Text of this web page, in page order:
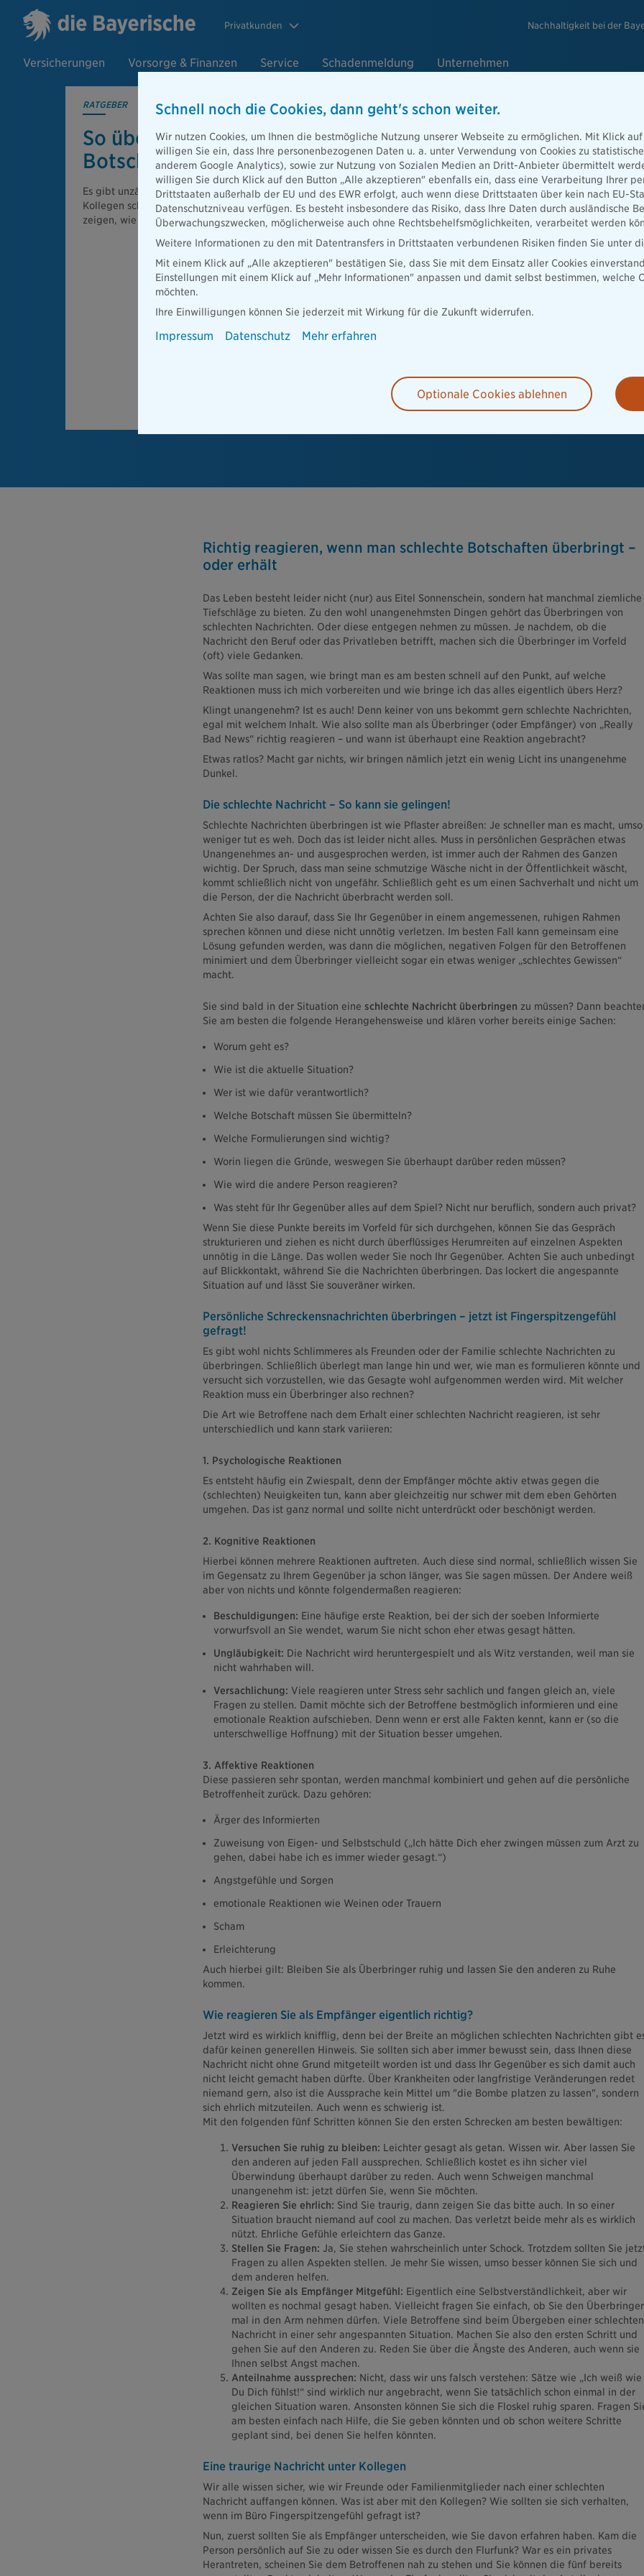
Privatkunden Nachhaltigkeit bei der
Versicherungen Vorsorge & Finanzen Service Schadenmeldung Unternehmen
RATGEBER
So überbringen Sie schlechte
Botschaften am besten!
Es gibt unzählige Situationen, in denen wir Angehörigen oder
Kollegen schlechte Nachrichten überbringen müssen. Wir
zeigen, wie das souverän gelingen kann.
Richtig reagieren, wenn man schlechte Botschaften überbringt –
oder erhält
Das Leben besteht leider nicht (nur) aus Eitel Sonnenschein, sondern hat manchmal ziemliche
Tiefschläge zu bieten. Zu den wohl unangenehmsten Dingen gehört das Überbringen von
schlechten Nachrichten. Oder diese entgegen nehmen zu müssen. Je nachdem, ob die
Nachricht den Beruf oder das Privatleben betrifft, machen sich die Überbringer im Vorfeld
(oft) viele Gedanken.
Was sollte man sagen, wie bringt man es am besten schnell auf den Punkt, auf welche
Reaktionen muss ich mich vorbereiten und wie bringe ich das alles eigentlich übers Herz?
Klingt unangenehm? Ist es auch! Denn keiner von uns bekommt gern schlechte Nachrichten,
egal mit welchem Inhalt. Wie also sollte man als Überbringer (oder Empfänger) von „Really
Bad News“ richtig reagieren – und wann ist überhaupt eine Reaktion angebracht?
Etwas ratlos? Macht gar nichts, wir bringen nämlich jetzt ein wenig Licht ins unangenehme
Dunkel.
Die schlechte Nachricht – So kann sie gelingen!
Schlechte Nachrichten überbringen ist wie Pflaster abreißen: Je schneller man es macht, umso
weniger tut es weh. Doch das ist leider nicht alles. Muss in persönlichen Gesprächen etwas
Unangenehmes an- und ausgesprochen werden, ist immer auch der Rahmen des Ganzen
wichtig. Der Spruch, dass man seine schmutzige Wäsche nicht in der Öffentlichkeit wäscht,
kommt schließlich nicht von ungefähr. Schließlich geht es um einen Sachverhalt und nicht um
die Person, der die Nachricht überbracht werden soll.
Achten Sie also darauf, dass Sie Ihr Gegenüber in einem angemessenen, ruhigen Rahmen
sprechen können und diese nicht unnötig verletzen. Im besten Fall kann gemeinsam eine
Lösung gefunden werden, was dann die möglichen, negativen Folgen für den Betroffenen
minimiert und dem Überbringer vielleicht sogar ein etwas weniger „schlechtes Gewissen“
macht.
Sie sind bald in der Situation eine schlechte Nachricht überbringen zu müssen? Dann
Sie am besten die folgende Herangehensweise und klären vorher bereits einige Sachen:
Worum geht es?
Wie ist die aktuelle Situation?
Wer ist wie dafür verantwortlich?
Welche Botschaft müssen Sie übermitteln?
Welche Formulierungen sind wichtig?
Worin liegen die Gründe, weswegen Sie überhaupt darüber reden müssen?
Wie wird die andere Person reagieren?
Was steht für Ihr Gegenüber alles auf dem Spiel? Nicht nur beruflich, sondern auch privat?
Wenn Sie diese Punkte bereits im Vorfeld für sich durchgehen, können Sie das Gespräch
strukturieren und ziehen es nicht durch überflüssiges Herumreiten auf einzelnen Aspekten
unnötig in die Länge. Das wollen weder Sie noch Ihr Gegenüber. Achten Sie auch unbedingt
auf Blickkontakt, während Sie die Nachrichten überbringen. Das lockert die angespannte
Situation auf und lässt Sie souveräner wirken.
Persönliche Schreckensnachrichten überbringen – jetzt ist Fingerspitzengefühl
gefragt!
Es gibt wohl nichts Schlimmeres als Freunden oder der Familie schlechte Nachrichten zu
überbringen. Schließlich überlegt man lange hin und wer, wie man es formulieren könnte und
versucht sich vorzustellen, wie das Gesagte wohl aufgenommen werden wird. Mit welcher
Reaktion muss ein Überbringer also rechnen?
Die Art wie Betroffene nach dem Erhalt einer schlechten Nachricht reagieren, ist sehr
unterschiedlich und kann stark variieren:
1. Psychologische Reaktionen
Es entsteht häufig ein Zwiespalt, denn der Empfänger möchte aktiv etwas gegen die
(schlechten) Neuigkeiten tun, kann aber gleichzeitig nur schwer mit dem eben Gehörten
umgehen. Das ist ganz normal und sollte nicht unterdrückt oder beschönigt werden.
2. Kognitive Reaktionen
Hierbei können mehrere Reaktionen auftreten. Auch diese sind normal, schließlich wissen Sie
im Gegensatz zu Ihrem Gegenüber ja schon länger, was Sie sagen müssen. Der Andere weiß
aber von nichts und könnte folgendermaßen reagieren:
Beschuldigungen: Eine häufige erste Reaktion, bei der sich der soeben Informierte
vorwurfsvoll an Sie wendet, warum Sie nicht schon eher etwas gesagt hätten.
Ungläubigkeit: Die Nachricht wird heruntergespielt und als Witz verstanden, weil man sie
nicht wahrhaben will.
Versachlichung: Viele reagieren unter Stress sehr sachlich und fangen gleich an, viele
Fragen zu stellen. Damit möchte sich der Betroffene bestmöglich informieren und eine
emotionale Reaktion aufschieben. Denn wenn er erst alle Fakten kennt, kann er (so die
unterschwellige Hoffnung) mit der Situation besser umgehen.
3. Affektive Reaktionen
Diese passieren sehr spontan, werden manchmal kombiniert und gehen auf die persönliche
Betroffenheit zurück. Dazu gehören:
Ärger des Informierten
Zuweisung von Eigen- und Selbstschuld („Ich hätte Dich eher zwingen müssen zum Arzt zu
gehen, dabei habe ich es immer wieder gesagt.“)
Angstgefühle und Sorgen
emotionale Reaktionen wie Weinen oder Trauern
Scham
Erleichterung
Auch hierbei gilt: Bleiben Sie als Überbringer ruhig und lassen Sie den anderen zu Ruhe
kommen.
Wie reagieren Sie als Empfänger eigentlich richtig?
Jetzt wird es wirklich knifflig, denn bei der Breite an möglichen schlechten Nachrichten gibt
dafür keinen generellen Hinweis. Sie sollten sich aber immer bewusst sein, dass Ihnen diese
Nachricht nicht ohne Grund mitgeteilt worden ist und dass Ihr Gegenüber es sich damit auch
nicht leicht gemacht haben dürfte. Über Krankheiten oder langfristige Veränderungen redet
niemand gern, also ist die Aussprache kein Mittel um "die Bombe platzen zu lassen", sondern
sich ehrlich mitzuteilen. Auch wenn es schwierig ist.
Mit den folgenden fünf Schritten können Sie den ersten Schrecken am besten bewältigen:
Versuchen Sie ruhig zu bleiben: Leichter gesagt als getan. Wissen wir. Aber lassen Sie
den anderen auf jeden Fall aussprechen. Schließlich kostet es ihn sicher viel
Überwindung überhaupt darüber zu reden. Auch wenn Schweigen manchmal
unangenehm ist: jetzt dürfen Sie, wenn Sie möchten.
Reagieren Sie ehrlich: Sind Sie traurig, dann zeigen Sie das bitte auch. In so einer
Situation braucht niemand auf cool zu machen. Das verletzt beide mehr als es wirklich
nützt. Ehrliche Gefühle erleichtern das Ganze.
Stellen Sie Fragen: Ja, Sie stehen wahrscheinlich unter Schock. Trotzdem sollten Sie
Fragen zu allen Aspekten stellen. Je mehr Sie wissen, umso besser können Sie sich und
dem anderen helfen.
Zeigen Sie als Empfänger Mitgefühl: Eigentlich eine Selbstverständlichkeit, aber wir
wollten es nochmal gesagt haben. Vielleicht fragen Sie einfach, ob Sie den Überbringer
mal in den Arm nehmen dürfen. Viele Betroffene sind beim Übergeben einer schlechten
Nachricht in einer sehr angespannten Situation. Machen Sie also den ersten Schritt und
gehen Sie auf den Anderen zu. Reden Sie über die Ängste des Anderen, auch wenn sie
Ihnen selbst Angst machen.
Anteilnahme aussprechen: Nicht, dass wir uns falsch verstehen: Sätze wie „Ich weiß wie
Du Dich fühlst!“ sind wirklich nur angebracht, wenn Sie tatsächlich schon einmal in der
gleichen Situation waren. Ansonsten können Sie sich die Floskel ruhig sparen. Fragen
am besten einfach nach Hilfe, die Sie geben könnten und ob schon weitere Schritte
geplant sind, bei denen Sie helfen könnten.
Eine traurige Nachricht unter Kollegen
Wir alle wissen sicher, wie wir Freunde oder Familienmitglieder nach einer schlechten
Nachricht auffangen können. Was ist aber mit den Kollegen? Wie sollten sie sich verhalten,
wenn im Büro Fingerspitzengefühl gefragt ist?
Nun, zuerst sollten Sie als Empfänger unterscheiden, wie Sie davon erfahren haben. Kam die
Person persönlich auf Sie zu oder wissen Sie es durch den Flurfunk? War es ein privates
Herantreten, scheinen Sie dem Betroffenen nah zu stehen und Sie können die fünf bereits
Schnell noch die Cookies, dann geht's schon weiter.
Wir nutzen Cookies, um Ihnen die bestmögliche Nutzung unserer Webseite zu ermöglichen. Mit Klick
willigen Sie ein, dass Ihre personenbezogenen Daten u. a. unter Verwendung von Cookies zu
anderem Google Analytics), sowie zur Nutzung von Sozialen Medien an Dritt-Anbieter übermittelt
willigen Sie durch Klick auf den Button „Alle akzeptieren" ebenfalls ein, dass eine Verarbeitung Ihrer
Drittstaaten außerhalb der EU und des EWR erfolgt, auch wenn diese Drittstaaten über kein nach EU-
Datenschutzniveau verfügen. Es besteht insbesondere das Risiko, dass Ihre Daten durch ausländische
Überwachungszwecken, möglicherweise auch ohne Rechtsbehelfsmöglichkeiten, verarbeitet werden
Weitere Informationen zu den mit Datentransfers in Drittstaaten verbundenen Risiken finden Sie unter
Mit einem Klick auf „Alle akzeptieren" bestätigen Sie, dass Sie mit dem Einsatz aller Cookies
Einstellungen mit einem Klick auf „Mehr Informationen" anpassen und damit selbst bestimmen, welche
möchten.
Ihre Einwilligungen können Sie jederzeit mit Wirkung für die Zukunft widerrufen.
Impressum Datenschutz Mehr erfahren
Optionale Cookies ablehnen